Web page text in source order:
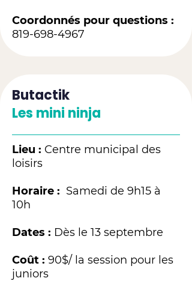
Coordonnés pour questions :
819-698-4967
Butactik
Les mini ninja
Lieu : Centre municipal des
loisirs
Horaire : Samedi de 9h15 à
10h
Dates : Dès le 13 septembre
Coût : 90$/ la session pour les
juniors